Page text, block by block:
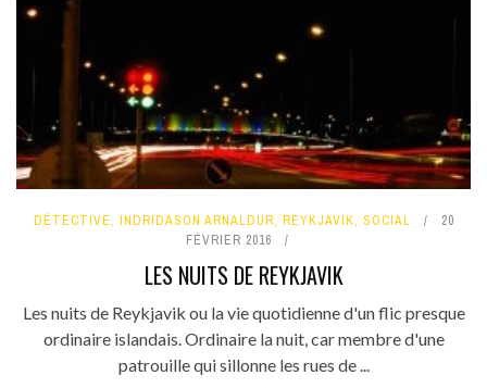
DÉTECTIVE, INDRIDASON ARNALDUR, REYKJAVIK, SOCIAL
20
FÉVRIER 2016
LES NUITS DE REYKJAVIK
Les nuits de Reykjavik ou la vie quotidienne d'un flic presque
ordinaire islandais. Ordinaire la nuit, car membre d'une
patrouille qui sillonne les rues de ...